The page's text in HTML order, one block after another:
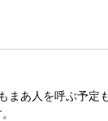
まあ人を呼ぶ予定